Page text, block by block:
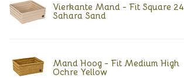
Vierkante Mand - Fit Square 24
Sahara Sand
Mand Hoog - Fit Medium High
Ochre Yellow